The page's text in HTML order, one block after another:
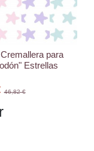
para
Estrellas
46,82 €